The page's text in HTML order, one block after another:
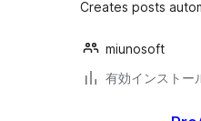
Creates posts
miunosoft
有効インストー